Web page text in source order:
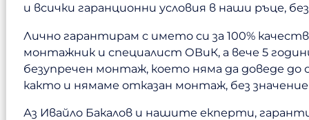
и всички гаранционни условия в наши ръце,
Лично гарантирам с името си за 100%
монтажник и специалист ОВиК, а вече 5
безупречен монтаж, което няма да доведе
както и нямаме отказан монтаж, без
Аз Ивайло Бакалов и нашите екперти,